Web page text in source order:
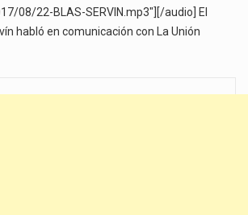
08/22-BLAS-SERVIN.mp3"][/audio] El
habló en comunicación con La Unión